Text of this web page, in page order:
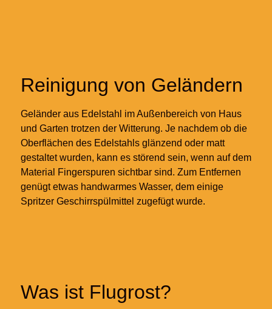
Reinigung von Geländern
Geländer aus Edelstahl im Außenbereich von Haus
und Garten trotzen der Witterung. Je nachdem ob die
Oberflächen des Edelstahls glänzend oder matt
gestaltet wurden, kann es störend sein, wenn auf dem
Material Fingerspuren sichtbar sind. Zum Entfernen
genügt etwas handwarmes Wasser, dem einige
Spritzer Geschirrspülmittel zugefügt wurde.
Was ist Flugrost?